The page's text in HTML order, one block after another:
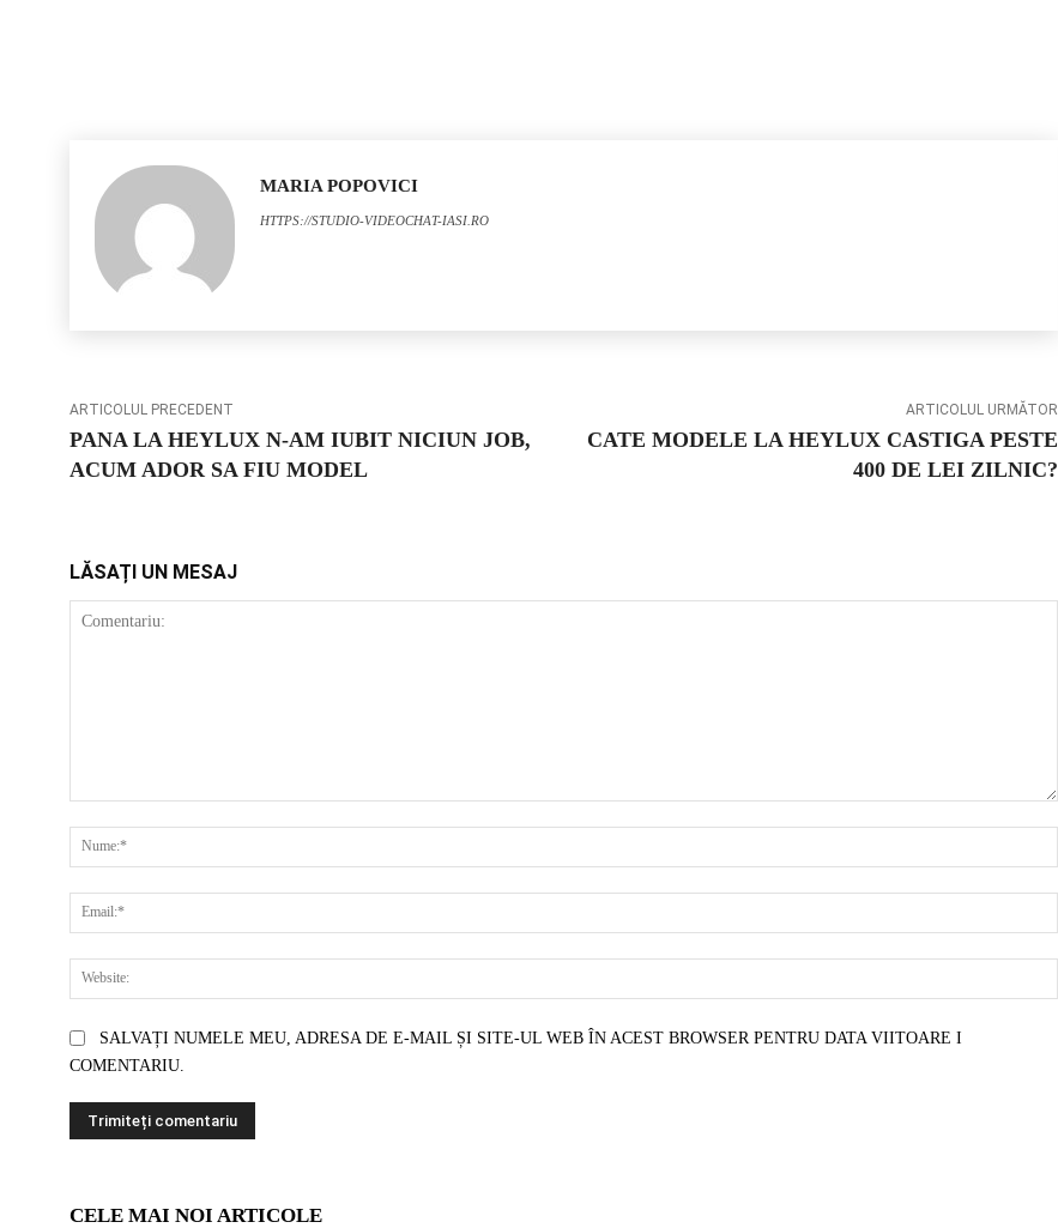
MARIA POPOVICI
HTTPS://STUDIO-VIDEOCHAT-IASI.RO
ARTICOLUL PRECEDENT
PANA LA HEYLUX N-AM IUBIT NICIUN JOB,
ACUM ADOR SA FIU MODEL
ARTICOLUL URMĂTOR
CATE MODELE LA HEYLUX CASTIGA PESTE
400 DE LEI ZILNIC?
LĂSAȚI UN MESAJ
SALVAȚI NUMELE MEU, ADRESA DE E-MAIL ȘI SITE-UL WEB ÎN ACEST BROWSER PENTRU DATA VIITOARE I
COMENTARIU.
CELE MAI NOI ARTICOLE